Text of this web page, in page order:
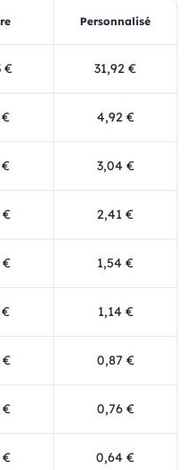
Personnalisé
€ 31,92 €
4,92 €
3,04 €
2,41 €
1,54 €
1,14 €
0,87 €
0,76 €
0,64 €